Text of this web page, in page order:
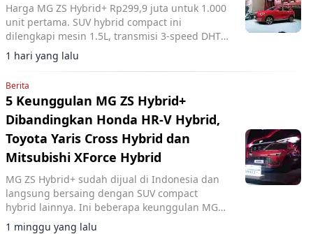
Harga MG ZS Hybrid+ Rp299,9 juta untuk 1.000
unit pertama. SUV hybrid compact ini
dilengkapi mesin 1.5L, transmisi 3-speed DHT,
dan fitur ADAS lengkap.
1 hari yang lalu
Berita
5 Keunggulan MG ZS Hybrid+
Dibandingkan Honda HR-V Hybrid,
Toyota Yaris Cross Hybrid dan
Mitsubishi XForce Hybrid
MG ZS Hybrid+ sudah dijual di Indonesia dan
langsung bersaing dengan SUV compact
hybrid lainnya. Ini beberapa keunggulan MG
ZS.
1 minggu yang lalu